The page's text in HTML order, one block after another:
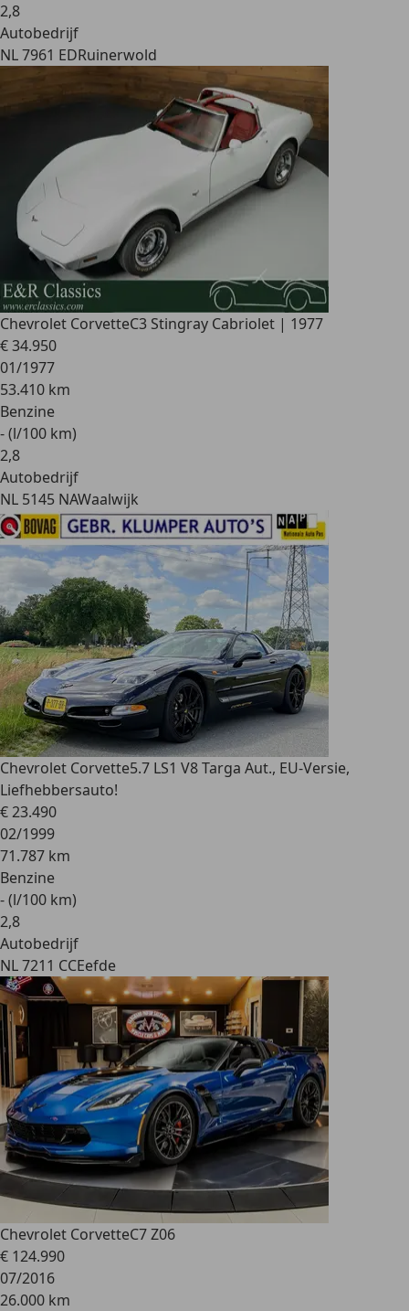
2,8
Autobedrijf
NL 7961 EDRuinerwold
Chevrolet CorvetteC3 Stingray Cabriolet | 1977
€ 34.950
01/1977
53.410 km
Benzine
- (l/100 km)
2,8
Autobedrijf
NL 5145 NAWaalwijk
Chevrolet Corvette5.7 LS1 V8 Targa Aut., EU-Versie,
Liefhebbersauto!
€ 23.490
02/1999
71.787 km
Benzine
- (l/100 km)
2,8
Autobedrijf
NL 7211 CCEefde
Chevrolet CorvetteC7 Z06
€ 124.990
07/2016
26.000 km